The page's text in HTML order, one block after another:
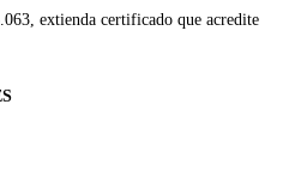
extienda certificado que acredite